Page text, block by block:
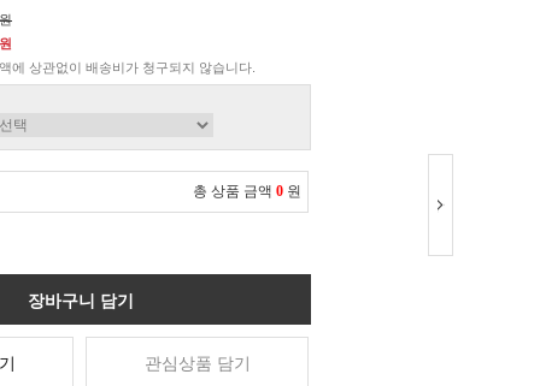
에 상관없이 배송비가 청구되지 않습니다.
총 상품 금액 0 원
장바구니 담기
관심상품 담기